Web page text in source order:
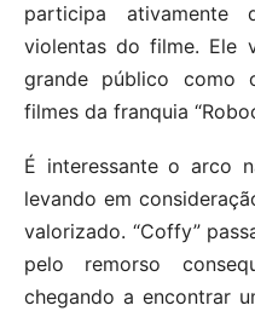
participa
violentas do filme. Ele
grande público como
filmes da franquia
É interessante o arco
levando em
valorizado. “Coffy”
pelo remorso
chegando a encontrar